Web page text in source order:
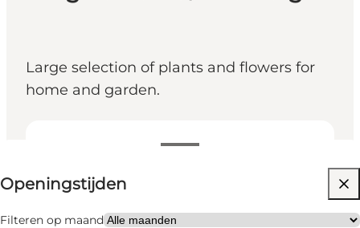
Large selection of plants and flowers for
home and garden.
Openingstijden bekijken
Openingstijden
Filteren op maand
Website bezoeken
Friends, My partner, Myself